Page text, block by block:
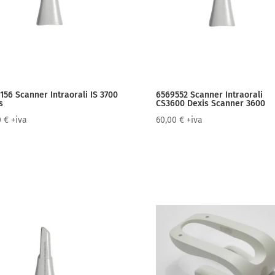
Scanner Intraorali IS 3700
€ +iva
6569552 Scanner Intraorali
CS3600 Dexis Scanner 3600
60,00 € +iva